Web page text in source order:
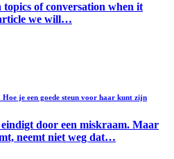
of conversation when it
we will…
je een goede steun voor haar kunt zijn
door een miskraam. Maar
neemt niet weg dat…